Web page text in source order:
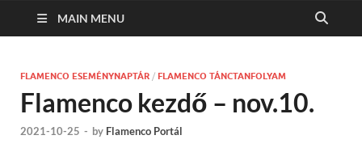
MAIN MENU
FLAMENCO ESEMÉNYNAPTÁR / FLAMENCO TÁNCTANFOLYAM
Flamenco kezdő – nov.10.
2021-10-25 - by Flamenco Portál